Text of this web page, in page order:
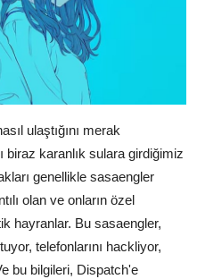
ulaştığını merak
biraz karanlık sulara girdiğimiz
genellikle sasaengler
olan ve onların özel
hayranlar. Bu sasaengler,
telefonlarını hackliyor,
bu bilgileri, Dispatch'e